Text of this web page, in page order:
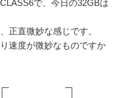
で、今日の32GBは
正直微妙な感じです。
速度が微妙なものですか